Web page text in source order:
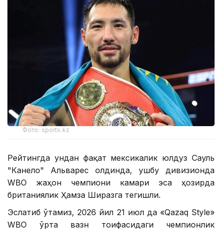
Фото: sports.kz
Рейтингда ундан фақат мексикалик юлдуз Сауль
"Канело" Альварес олдинда, ушбу дивизионда
WBО жаҳон чемпиони камари эса ҳозирда
британиялик Ҳамза Ширазга тегишли.
Эслатиб ўтамиз, 2026 йил 21 июл да «Qazaq Style»
WВО ўрта вазн тоифасидаги чемпионлик